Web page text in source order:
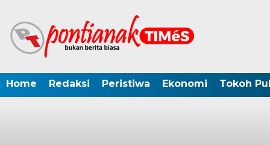
Home Redaksi Peristiwa Ekonomi Tokoh